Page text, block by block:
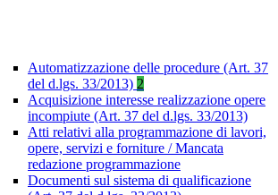
Automatizzazione delle procedure (Art. 37
del d.lgs. 33/2013) 2
Acquisizione interesse realizzazione opere
incompiute (Art. 37 del d.lgs. 33/2013)
Atti relativi alla programmazione di lavori,
opere, servizi e forniture / Mancata
redazione programmazione
Documenti sul sistema di qualificazione